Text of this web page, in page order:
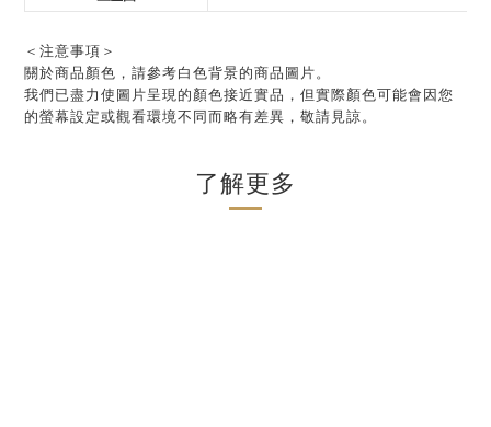
＜注意事項＞
關於商品顏色，請參考白色背景的商品圖片。
我們已盡力使圖片呈現的顏色接近實品，但實際顏色可能會因您
的螢幕設定或觀看環境不同而略有差異，敬請見諒。
了解更多